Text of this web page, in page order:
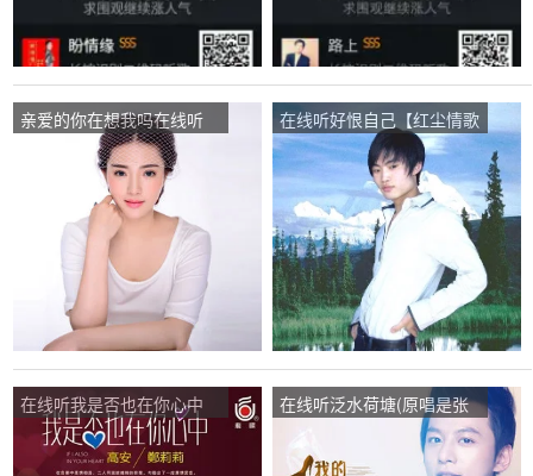
亲爱的你在想我吗在线听
(原唱是陶晶晶)，快乐一生
演唱点播:18次
在线听好恨自己【红尘情歌
改编】宇浩制作上传(原唱
是宇浩)，快乐一生演唱点
播:28次
在线听我是否也在你心中
(原唱是高安/郑莉莉)，快乐
一生演唱点播:162次
在线听泛水荷塘(原唱是张
津涤/云菲菲)，快乐一生演
唱点播:55次